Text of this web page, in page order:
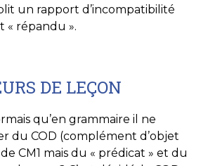
un rapport d’incompatibilité
« répandu ».
DE LEÇON
qu’en grammaire il ne
du COD (complément d’objet
CM1 mais du « prédicat » et du